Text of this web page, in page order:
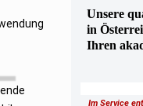
Unsere
in
Ihren
Im Service